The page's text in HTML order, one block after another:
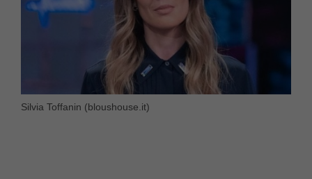
Silvia Toffanin (bloushouse.it)